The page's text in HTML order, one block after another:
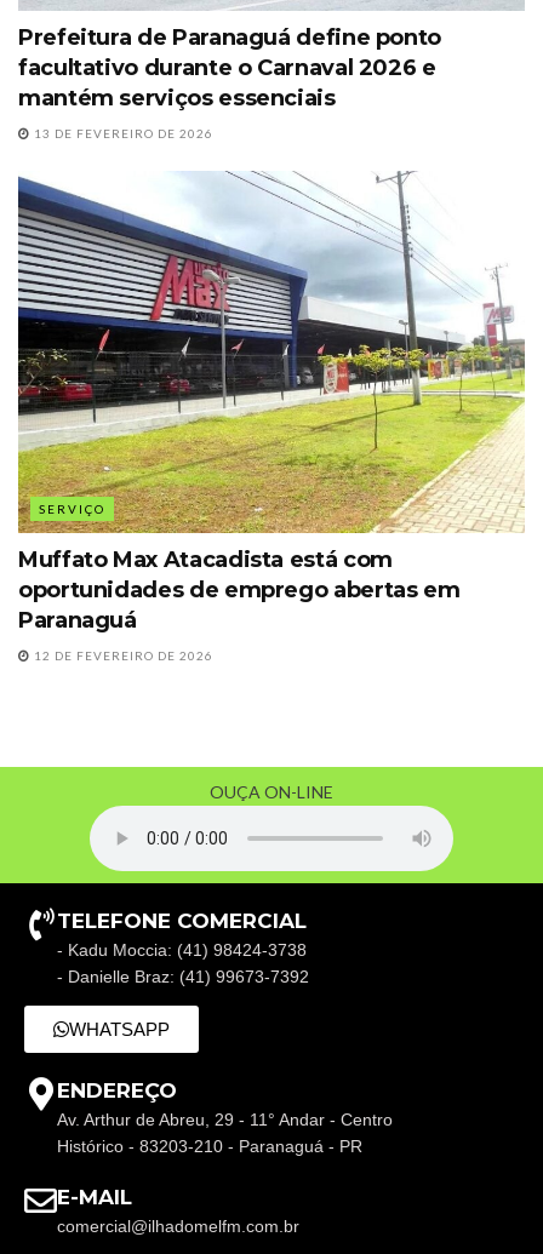
Prefeitura de Paranaguá define ponto
facultativo durante o Carnaval 2026 e
mantém serviços essenciais
13 DE FEVEREIRO DE 2026
SERVIÇO
Muffato Max Atacadista está com
oportunidades de emprego abertas em
Paranaguá
12 DE FEVEREIRO DE 2026
OUÇA ON-LINE
TELEFONE COMERCIAL
- Kadu Moccia: (41) 98424-3738
- Danielle Braz: (41) 99673-7392
WHATSAPP
ENDEREÇO
Av. Arthur de Abreu, 29 - 11° Andar - Centro
Histórico - 83203-210 - Paranaguá - PR
E-MAIL
comercial@ilhadomelfm.com.br